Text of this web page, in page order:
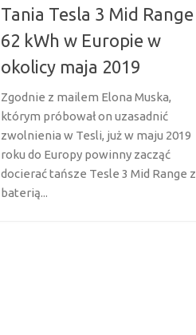
Tania Tesla 3 Mid Range
62 kWh w Europie w
okolicy maja 2019
Zgodnie z mailem Elona Muska,
którym próbował on uzasadnić
zwolnienia w Tesli, już w maju 2019
roku do Europy powinny zacząć
docierać tańsze Tesle 3 Mid Range z
baterią...